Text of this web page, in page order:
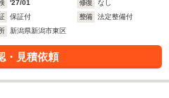
'27/01 修復
なし
保証付 整備
法定整備付
新潟県新潟市東区
・見積依頼